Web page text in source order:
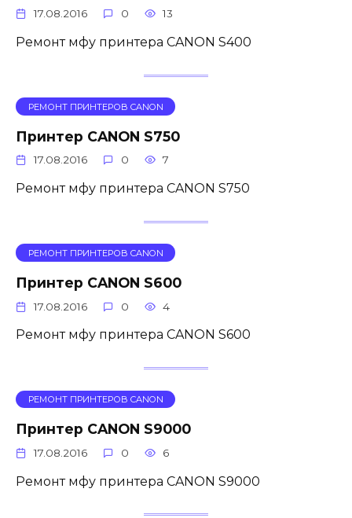
17.08.2016 0 13
Ремонт мфу принтера CANON S400
РЕМОНТ ПРИНТЕРОВ CANON
Принтер CANON S750
17.08.2016 0 7
Ремонт мфу принтера CANON S750
РЕМОНТ ПРИНТЕРОВ CANON
Принтер CANON S600
17.08.2016 0 4
Ремонт мфу принтера CANON S600
РЕМОНТ ПРИНТЕРОВ CANON
Принтер CANON S9000
17.08.2016 0 6
Ремонт мфу принтера CANON S9000